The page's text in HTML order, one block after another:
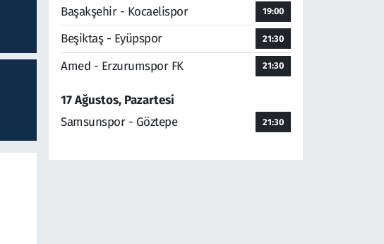
Başakşehir - Kocaelispor
19:00
Beşiktaş - Eyüpspor 21:30
Amed - Erzurumspor FK 21:30
17 Ağustos, Pazartesi
Samsunspor - Göztepe
21:30